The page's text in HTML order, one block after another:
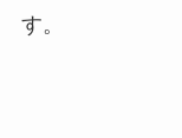
す。